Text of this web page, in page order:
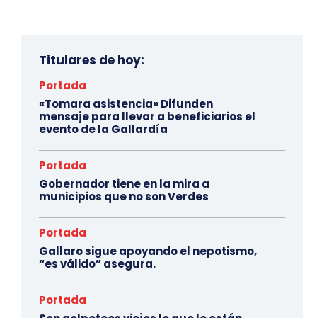
Titulares de hoy:
Portada
«Tomara asistencia» Difunden
mensaje para llevar a beneficiarios el
evento de la Gallardía
Portada
Gobernador tiene en la mira a
municipios que no son Verdes
Portada
Gallaro sigue apoyando el nepotismo,
“es válido” asegura.
Portada